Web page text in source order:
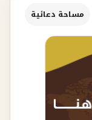
مساحة دعائية